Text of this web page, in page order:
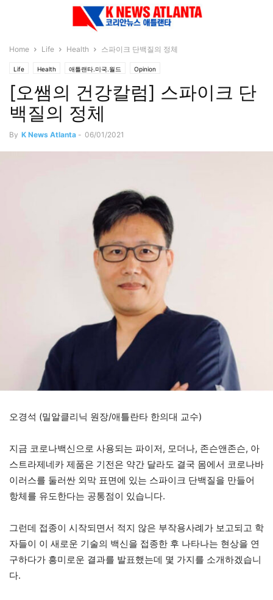
Home Life Health 스파이크 단백질의 정체
Life Health 애틀랜타.미국.월드 Opinion
[오쌤의 건강칼럼] 스파이크 단
백질의 정체
By K News Atlanta - 06/01/2021
오경석 (밀알클리닉 원장/애틀란타 한의대 교수)
지금 코로나백신으로 사용되는 파이저, 모더나, 존슨앤존슨, 아
스트라제네카 제품은 기전은 약간 달라도 결국 몸에서 코로나바
이러스를 둘러싼 외막 표면에 있는 스파이크 단백질을 만들어
항체를 유도한다는 공통점이 있습니다.
그런데 접종이 시작되면서 적지 않은 부작용사례가 보고되고 학
자들이 이 새로운 기술의 백신을 접종한 후 나타나는 현상을 연
구하다가 흥미로운 결과를 발표했는데 몇 가지를 소개하겠습니
다.